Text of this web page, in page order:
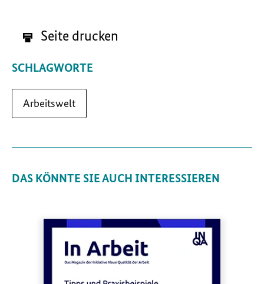
Seite drucken
SCHLAGWORTE
Arbeitswelt
DAS KÖNNTE SIE AUCH INTERESSIEREN